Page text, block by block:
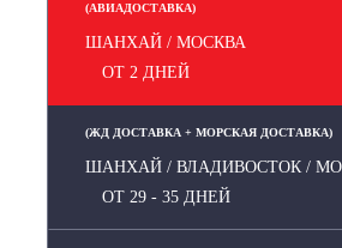
(АВИАДОСТАВКА)
ШАНХАЙ / МОСКВА
ОТ 2 ДНЕЙ
(ЖД ДОСТАВКА + МОРСКАЯ ДОСТАВКА)
ШАНХАЙ / ВЛАДИВОСТОК /
ОТ 29 - 35 ДНЕЙ